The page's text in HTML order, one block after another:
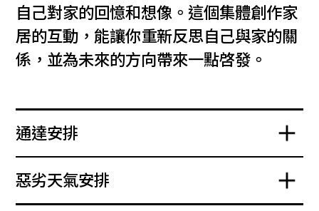
自己對家的回憶和想像。這個集體創作家
居的互動，能讓你重新反思自己與家的關
係，並為未來的方向帶來一點啓發。
通達安排
惡劣天氣安排